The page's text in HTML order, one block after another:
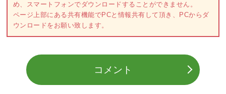
め、スマートフォンでダウンロードすることができません。
ページ上部にある共有機能でPCと情報共有して頂き、PCからダ
ウンロードをお願い致します。
コメント